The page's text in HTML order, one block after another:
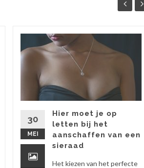
30
MEI
Hier moet je op
letten bij het
aanschaffen van een
sieraad
Het kiezen van het perfecte